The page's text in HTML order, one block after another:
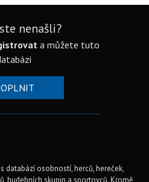
nenašli?
a můžete tuto
databází osobností, herců, hereček,
hudebních skupin a sportovců. Kromě